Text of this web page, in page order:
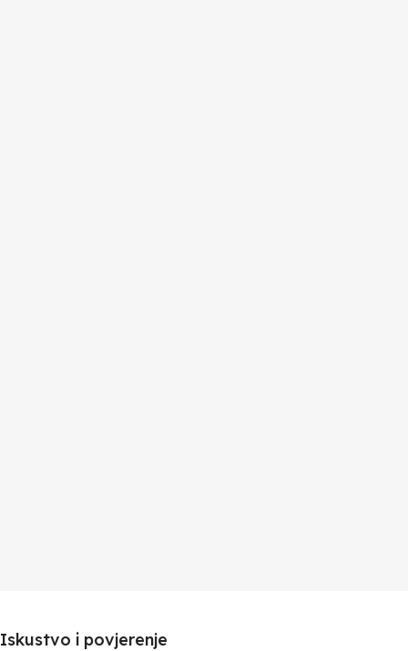
Iskustvo i povjerenje